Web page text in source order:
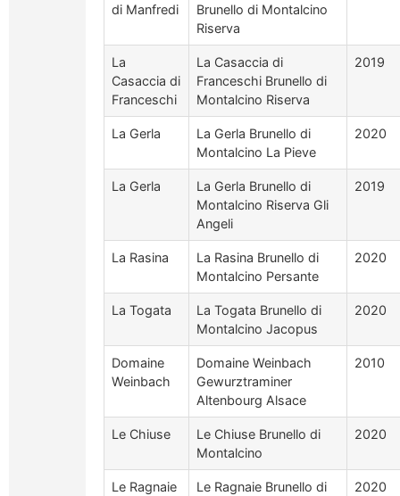
di Manfredi
Brunello di Montalcino
Riserva
La
Casaccia di
Franceschi
La Casaccia di
Franceschi Brunello di
Montalcino Riserva
2019
La Gerla
La Gerla Brunello di
Montalcino La Pieve
2020
La Gerla
La Gerla Brunello di
Montalcino Riserva Gli
Angeli
2019
La Rasina
La Rasina Brunello di
Montalcino Persante
2020
La Togata
La Togata Brunello di
Montalcino Jacopus
2020
Domaine
Weinbach
Domaine Weinbach
Gewurztraminer
Altenbourg Alsace
2010
Le Chiuse
Le Chiuse Brunello di
Montalcino
2020
Le Ragnaie
Le Ragnaie Brunello di
2020